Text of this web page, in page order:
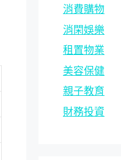
消費購物
消閑娛樂
租置物業
美容保健
親子教育
財務投資